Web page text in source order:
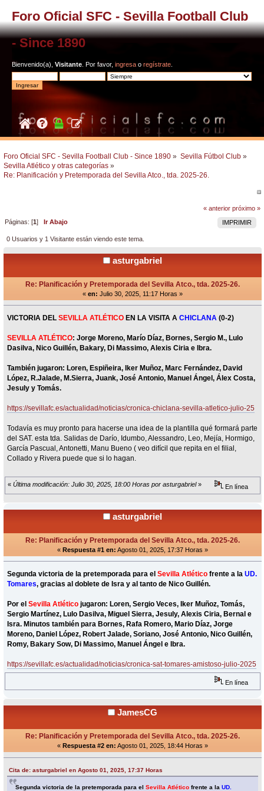
Foro Oficial SFC - Sevilla Football Club
- Since 1890
Bienvenido(a), Visitante . Por favor, ingresa o regístrate
Foro Oficial SFC - Sevilla Football Club - Since 1890 » Sevilla Fútbol Club »
Sevilla Atlético y otras categorías »
Re: Planificación y Pretemporada del Sevilla Atco., tda. 2025-26.
« anterior próximo »
IMPRIMIR
Páginas: [1]Ir Abajo
0 Usuarios y 1 Visitante están viendo este tema.
asturgabriel
Re: Planificación y Pretemporada del Sevilla Atco., tda. 2025-26.
« en: Julio 30, 2025, 11:17 Horas »
VICTORIA DELSEVILLA ATLÉTICO EN LA VISITA ACHICLANA (0-2)
SEVILLA ATLÉTICO: Jorge Moreno, Marío Díaz, Bornes, Sergio M., Lulo
Dasilva, Nico Guillén, Bakary, Di Massimo, Alexis Ciria e Ibra.
También jugaron: Loren, Espiñeira, Iker Muñoz, Marc Fernández, David
López, R.Jalade, M.Sierra, Juank, José Antonio, Manuel Ángel, Álex Costa,
Jesuly y Tomás.
https://sevillafc.es/actualidad/noticias/cronica-chiclana-sevilla-atletico-julio-25
Todavía es muy pronto para hacerse una idea de la plantilla qué formará parte
del SAT. esta tda. Salidas de Darío, Idumbo, Alessandro, Leo, Mejía, Hormigo,
García Pascual, Antonetti, Manu Bueno ( veo difícil que repita en el filial,
Collado y Rivera puede que si lo hagan.
« Última modificación: Julio 30, 2025, 18:00 Horas por asturgabriel» En línea
asturgabriel
Re: Planificación y Pretemporada del Sevilla Atco., tda. 2025-26.
« Respuesta #1 en: Agosto 01, 2025, 17:37 Horas »
Segunda victoria de la pretemporada para elSevilla Atlético frente a laUD.
Tomares, gracias al doblete de Isra y al tanto de Nico Guillén.
Por elSevilla Atlético jugaron: Loren, Sergio Veces, Iker Muñoz, Tomás,
Sergio Martínez, Lulo Dasilva, Miguel Sierra, Jesuly, Alexis Ciria, Bernal e
Isra. Minutos también para Bornes, Rafa Romero, Mario Díaz, Jorge
Moreno, Daniel López, Robert Jalade, Soriano, José Antonio, Nico Guillén,
Romy, Bakary Sow, Di Massimo, Manuel Ángel e Ibra.
https://sevillafc.es/actualidad/noticias/cronica-sat-tomares-amistoso-julio-2025
En línea
JamesCG
Re: Planificación y Pretemporada del Sevilla Atco., tda. 2025-26.
« Respuesta #2 en: Agosto 01, 2025, 18:44 Horas »
Cita de: asturgabriel en Agosto 01, 2025, 17:37 Horas
Segunda victoria de la pretemporada para elSevilla Atlético frente a laUD.